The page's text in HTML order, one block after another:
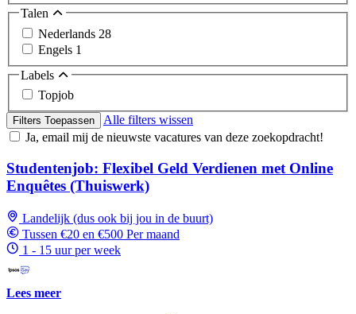
Talen
Nederlands 28
Engels 1
Labels
Topjob
Filters Toepassen
Alle filters wissen
Ja, email mij de nieuwste vacatures van deze zoekopdracht!
Studentenjob: Flexibel Geld Verdienen met Online
Enquêtes (Thuiswerk)
Landelijk (dus ook bij jou in de buurt)
Tussen €20 en €500 Per maand
1 - 15 uur per week
Lees meer